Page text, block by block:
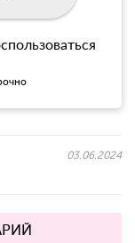
03.06.2024